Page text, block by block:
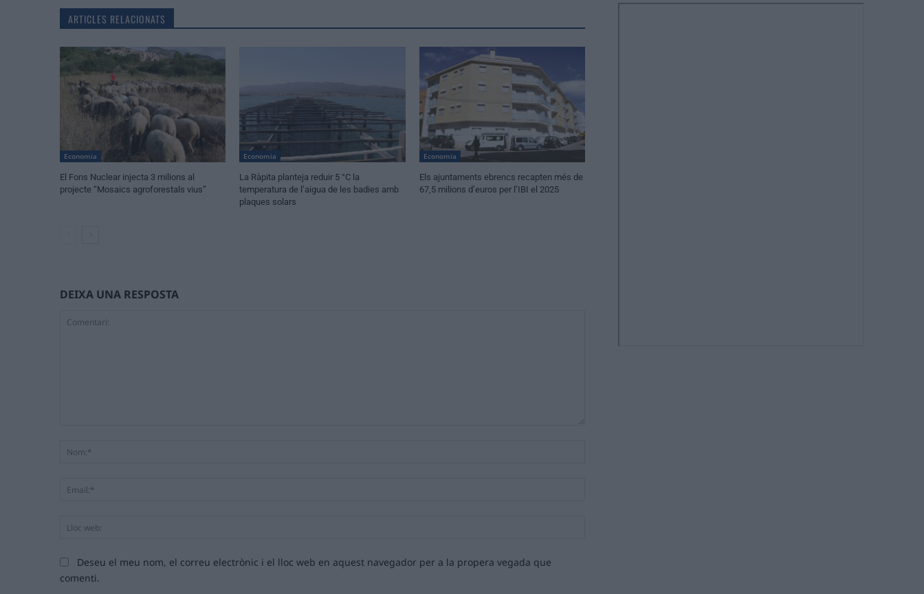
ARTICLES RELACIONATS
Economia
El Fons Nuclear injecta 3 milions al
projecte “Mosaics agroforestals vius”
Economia
La Ràpita planteja reduir 5 °C la
temperatura de l’aigua de les badies amb
plaques solars
Economia
Els ajuntaments ebrencs recapten més de
67,5 milions d’euros per l’IBI el 2025
DEIXA UNA RESPOSTA
Deseu el meu nom, el correu electrònic i el lloc web en aquest navegador per a la propera vegada que
comenti.